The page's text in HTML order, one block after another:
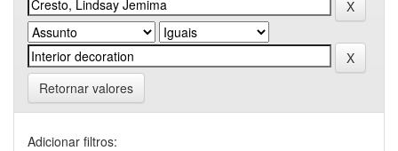
Retornar valores
Adicionar filtros: